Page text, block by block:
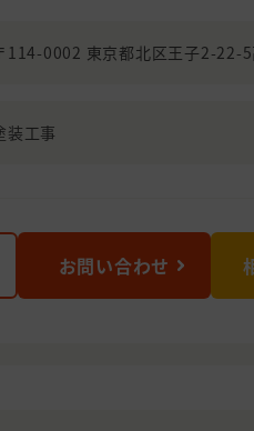
114-0002 東京都北区王子2-22-
装工事
お問い合わせ